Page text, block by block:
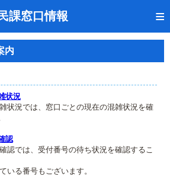
課窓口情報
確認
認
知登録
消
内
状況
状況では、窓口ごとの現在の混雑状況を確
認
認では、受付番号の待ち状況を確認するこ
る番号もございます。